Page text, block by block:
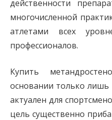
действенности
многочисленной
атлетами всех
профессионалов.
Купить
основании только лишь
актуален для
цель существенно